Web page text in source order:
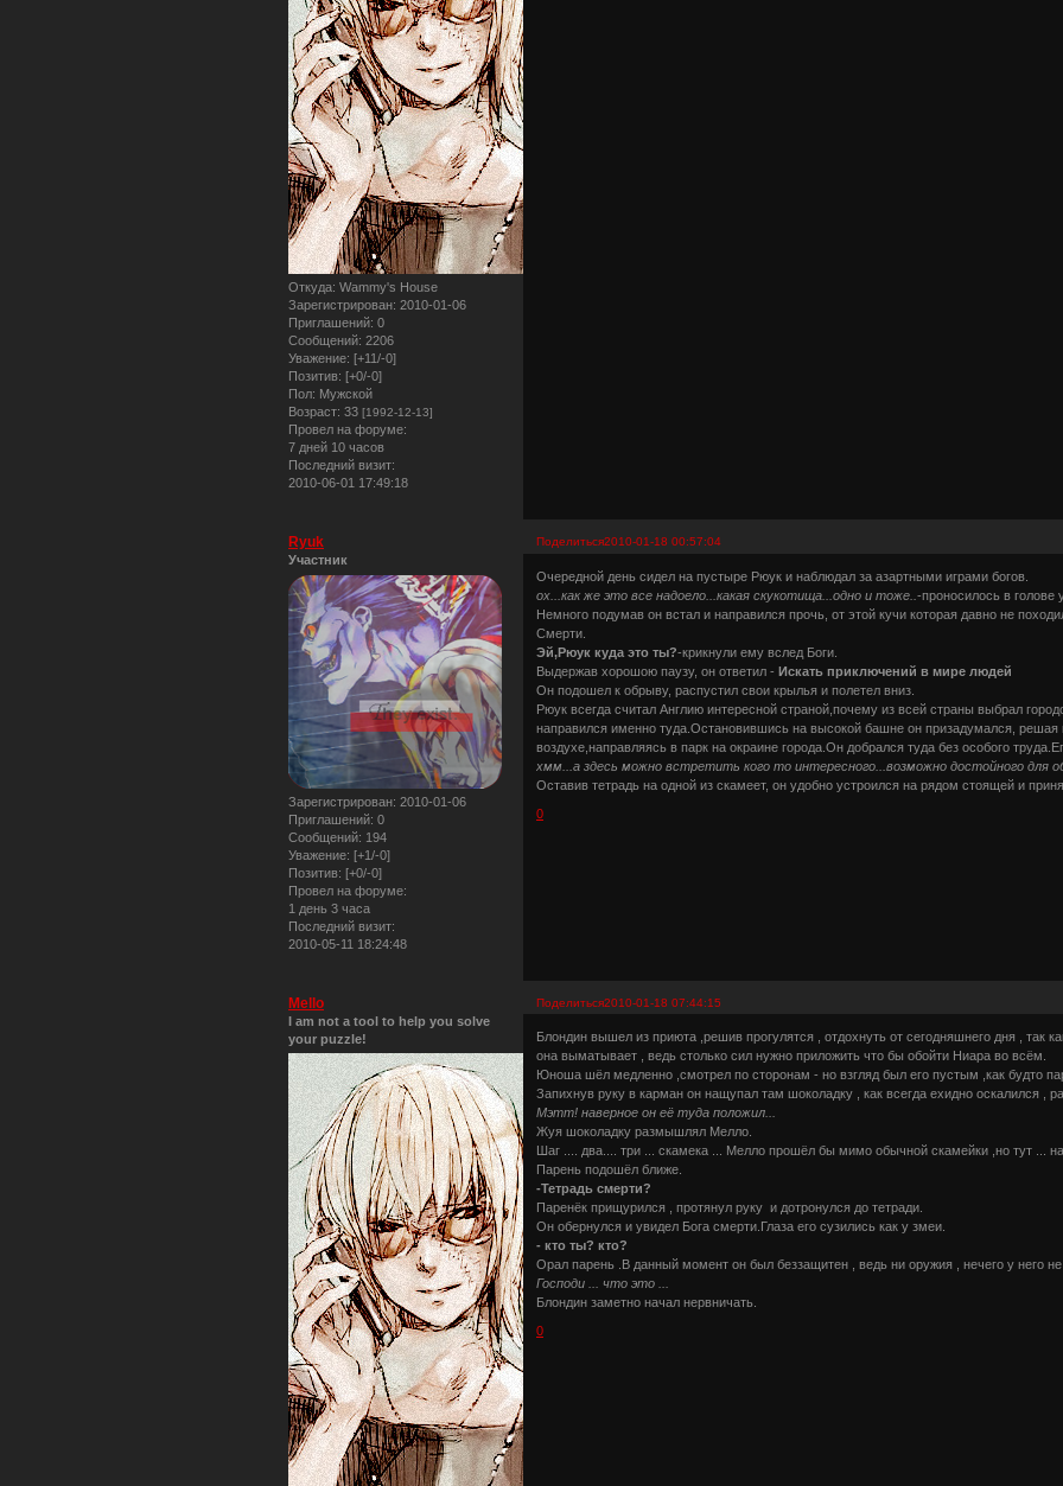
Откуда: Wammy's House
Зарегистрирован: 2010-01-06
Приглашений: 0
Сообщений: 2206
Уважение: [+11/-0]
Позитив: [+0/-0]
Пол: Мужской
Возраст: 33 [1992-12-13]
Провел на форуме:
7 дней 10 часов
Последний визит:
2010-06-01 17:49:18
Поделиться2010-01-18 00:57:04
Ryuk
Участник
Зарегистрирован: 2010-01-06
Приглашений: 0
Сообщений: 194
Уважение: [+1/-0]
Позитив: [+0/-0]
Провел на форуме:
1 день 3 часа
Последний визит:
2010-05-11 18:24:48
Очередной день сидел на пустыре Рюук и наблюдал за азартными играми богов.
ох...как же это все надоело...какая скукотища...одно и тоже..-проносилось в голове
Немного подумав он встал и направился прочь, от этой кучи которая давно не
Смерти.
Эй,Рюук куда это ты?-крикнули ему вслед Боги.
Выдержав хорошою паузу, он ответил -Искать приключений в мире людей
Он подошел к обрыву, распустил свои крылья и полетел вниз.
Рюук всегда считал Англию интересной страной,почему из всей страны выбрал
направился именно туда.Остановившись на высокой башне он призадумался, решая
воздухе,направляясь в парк на окраине города.Он добрался туда без особого
хмм...а здесь можно встретить кого то интересного...возможно достойного для
Оставив тетрадь на одной из скамеет, он удобно устроился на рядом стоящей и
0
Поделиться2010-01-18 07:44:15
Mello
I am not a tool to help you solve
your puzzle!
Блондин вышел из приюта ,решив прогулятся , отдохнуть от сегодняшнего дня , так
она выматывает , ведь столько сил нужно приложить что бы обойти Ниара во всём.
Юноша шёл медленно ,смотрел по сторонам - но взгляд был его пустым ,как будто
Запихнув руку в карман он нащупал там шоколадку , как всегда ехидно оскалился ,
Мэтт! наверное он её туда положил...
Жуя шоколадку размышлял Мелло.
Шаг .... два.... три ... скамека ... Мелло прошёл бы мимо обычной скамейки ,но тут ... на
Парень подошёл ближе.
-Тетрадь смерти?
Паренёк прищурился , протянул руку и дотронулся до тетради.
Он обернулся и увидел Бога смерти.Глаза его сузились как у змеи.
- кто ты? кто?
Орал парень .В данный момент он был беззащитен , ведь ни оружия , нечего у него не
Господи ... что это ...
Блондин заметно начал нервничать.
0